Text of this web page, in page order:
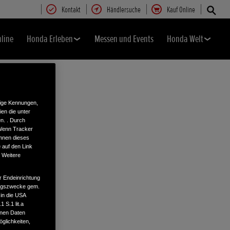
Kontakt Händlersuche Kauf Online
Honda Erleben Messen und Events Honda Welt
Kennungen,
die unter
. Durch
Tracker
dieses
auf den Link
Weitere
Endeinrichtung
gem.
die USA
S.1 lit.a
Daten